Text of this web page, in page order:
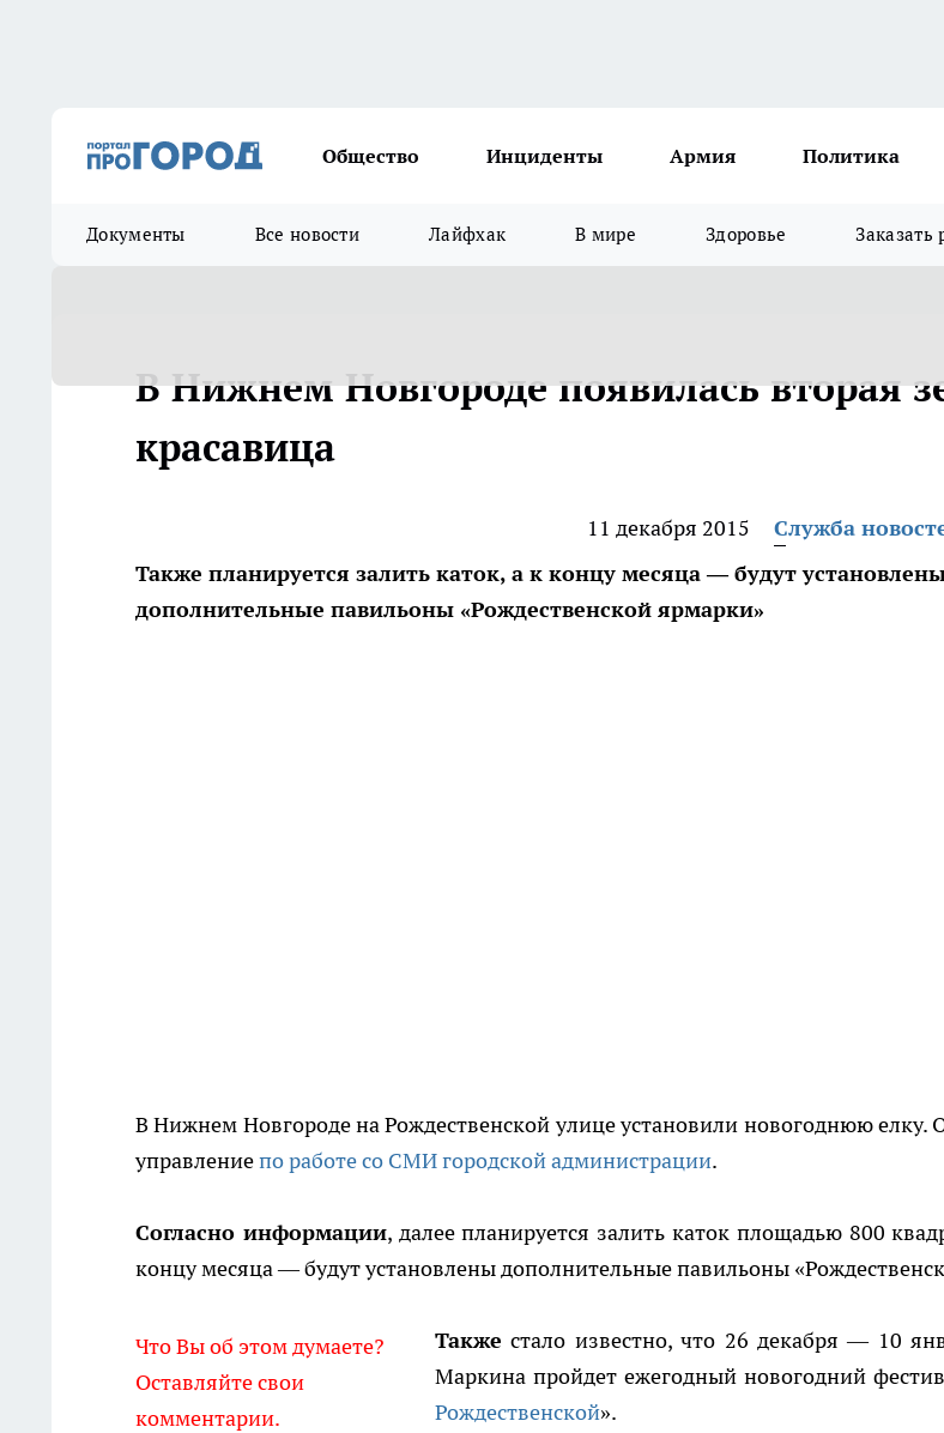
Общество Инциденты Армия Политика
Документы Все новости Лайфхак В мире Здоровье Заказать
В Нижнем Новгороде появилась вторая
красавица
11 декабря 2015
Служба
Также планируется залить каток, а к концу месяца — будут
дополнительные павильоны «Рождественской ярмарки»
В Нижнем Новгороде на Рождественской улице установили новогоднюю елку.
управлениепо работе со СМИ городской администрации.
Согласно информации, далее планируется залить каток площадью 800
концу месяца — будут установлены дополнительные павильоны
Что Вы об этом думаете?
Оставляйте свои
комментарии.
Также стало известно, что 26 декабря — 10
Маркина пройдет ежегодный новогодний
Рождественской».